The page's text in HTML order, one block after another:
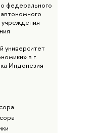
федерального
учреждения
университет
в г.
Индонезия